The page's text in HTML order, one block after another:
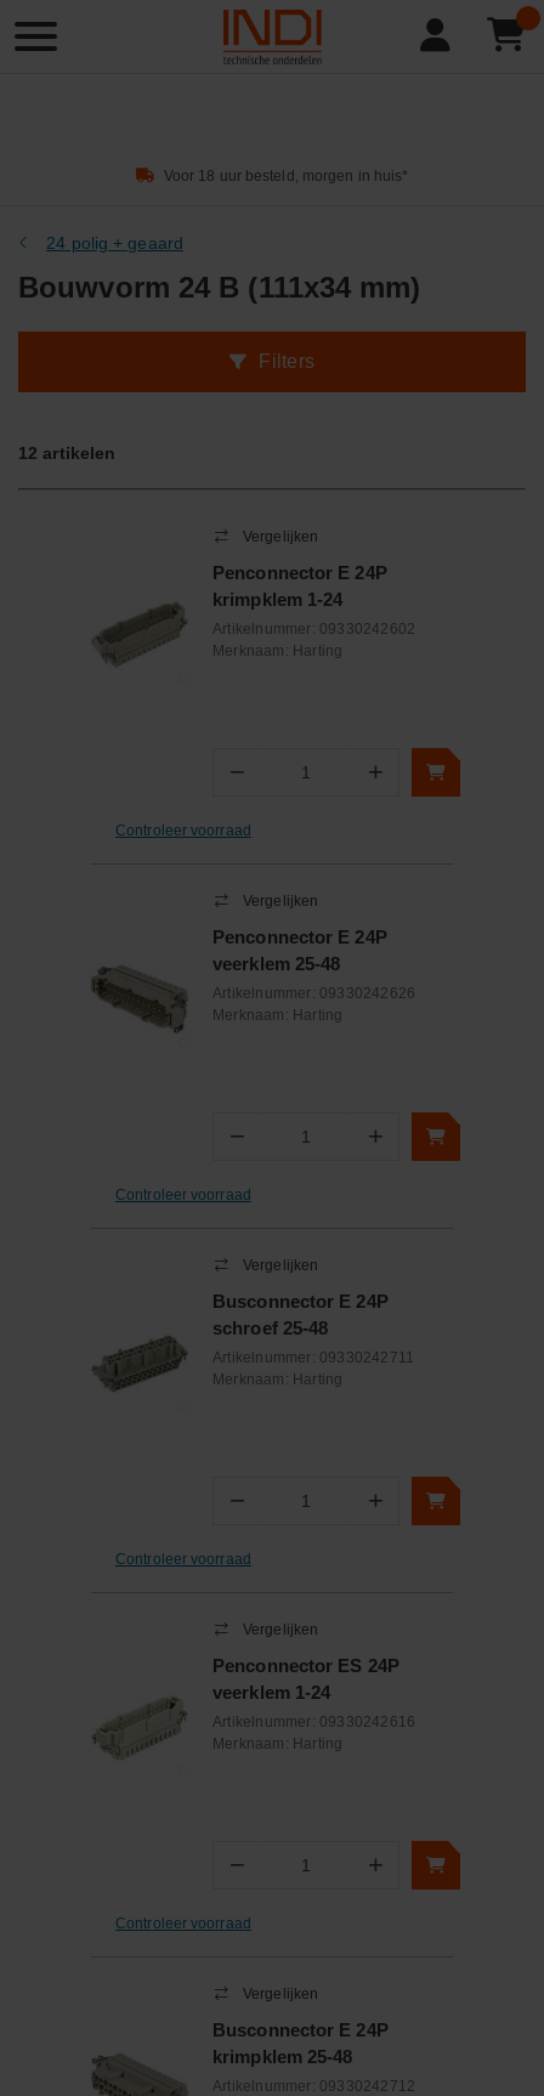
Product
zoeken
Voor 18 uur besteld, morgen in huis*
24 polig + geaard
Bouwvorm 24 B (111x34 mm)
Filters
12 artikelen
Vergelijken
Penconnector E 24P
krimpklem 1-24
Artikelnummer: 09330242602
Merknaam: Harting
− Aantal +
Controleer voorraad
Vergelijken
Penconnector E 24P
veerklem 25-48
Artikelnummer: 09330242626
Merknaam: Harting
− Aantal +
Controleer voorraad
Vergelijken
Busconnector E 24P
schroef 25-48
Artikelnummer: 09330242711
Merknaam: Harting
− Aantal +
Controleer voorraad
Vergelijken
Penconnector ES 24P
veerklem 1-24
Artikelnummer: 09330242616
Merknaam: Harting
− Aantal +
Controleer voorraad
Vergelijken
Busconnector E 24P
krimpklem 25-48
Artikelnummer: 09330242712